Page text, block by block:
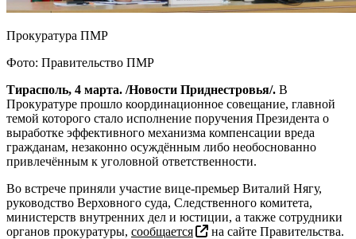
Прокуратура ПМР
Фото: Правительство ПМР
Тирасполь, 4 марта. /Новости Приднестровья/. В
Прокуратуре прошло координационное совещание, главной
темой которого стало исполнение поручения Президента о
выработке эффективного механизма компенсации вреда
гражданам, незаконно осуждённым либо необоснованно
привлечённым к уголовной ответственности.
Во встрече приняли участие вице-премьер Виталий Нягу,
руководство Верховного суда, Следственного комитета,
министерств внутренних дел и юстиции, а также сотрудники
органов прокуратуры, сообщается
на сайте Правительства.